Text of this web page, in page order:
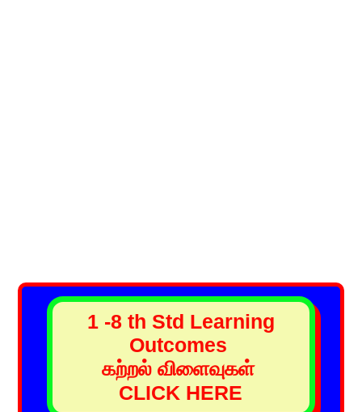
1 -8 th Std Learning
Outcomes
கற்றல் விளைவுகள்
CLICK HERE